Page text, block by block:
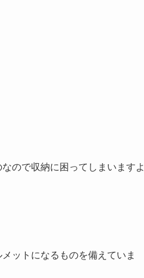
ので収納に困ってしまいますよ
ットになるものを備えていま